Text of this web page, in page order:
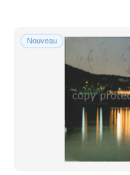
Nouveau